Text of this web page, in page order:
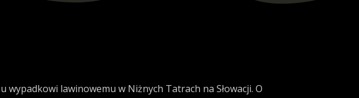
lawinowemu w Niżnych Tatrach na Słowacji. O